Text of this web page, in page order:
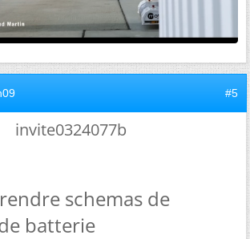
#5
invite0324077b
schemas de
batterie